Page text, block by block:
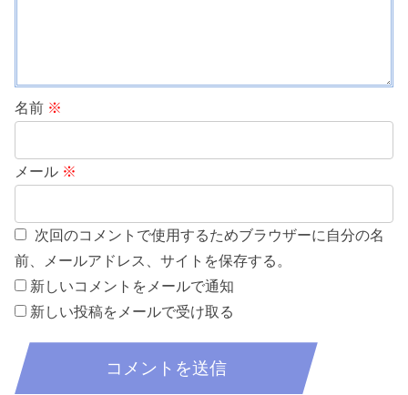
名前 ※
メール ※
次回のコメントで使用するためブラウザーに自分の名
前、メールアドレス、サイトを保存する。
新しいコメントをメールで通知
新しい投稿をメールで受け取る